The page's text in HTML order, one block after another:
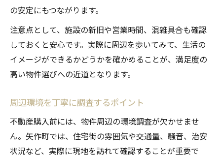
の安定にもつながります。
注意点として、施設の新旧や営業時間、混雑具合も確認
しておくと安心です。実際に周辺を歩いてみて、生活の
イメージができるかどうかを確かめることが、満足度の
高い物件選びへの近道となります。
周辺環境を丁寧に調査するポイント
不動産購入前には、物件周辺の環境調査が欠かせませ
ん。矢作町では、住宅街の雰囲気や交通量、騒音、治安
状況など、実際に現地を訪れて確認することが重要で